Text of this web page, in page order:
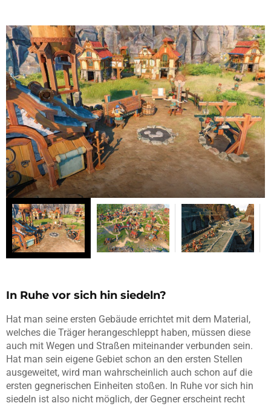
In Ruhe vor sich hin siedeln?
Hat man seine ersten Gebäude errichtet mit dem Material,
welches die Träger herangeschleppt haben, müssen diese
auch mit Wegen und Straßen miteinander verbunden sein.
Hat man sein eigene Gebiet schon an den ersten Stellen
ausgeweitet, wird man wahrscheinlich auch schon auf die
ersten gegnerischen Einheiten stoßen. In Ruhe vor sich hin
siedeln ist also nicht möglich, der Gegner erscheint recht